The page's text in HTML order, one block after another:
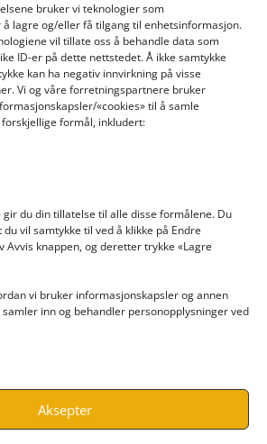
bruker vi teknologier som
lagre og/eller få tilgang til enhetsinformasjon.
vil tillate oss å behandle data som
ID-er på dette nettstedet. Å ikke samtykke
kan ha negativ innvirkning på visse
Vi og våre forretningspartnere bruker
«cookies» til å samle
formål, inkludert:
gir du din tillatelse til alle disse formålene. Du
vil samtykke til ved å klikke på Endre
Avvis knappen, og deretter trykke «Lagre
vi bruker informasjonskapsler og annen
inn og behandler personopplysninger ved
Aksepter
INFORMASJON
Personvern